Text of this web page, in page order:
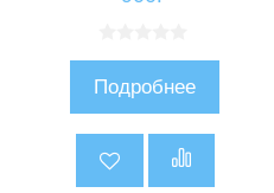
0
з
Подробнее